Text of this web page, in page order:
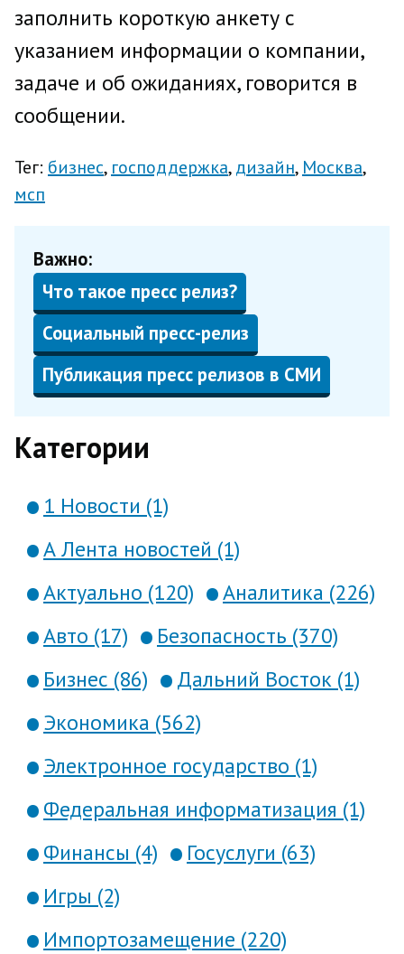
заполнить короткую анкету с
указанием информации о компании,
задаче и об ожиданиях, говорится в
сообщении.
Тег: бизнес господдержка дизайн Москва
мсп
Важно:
Что такое пресс релиз?
Социальный пресс-релиз
Публикация пресс релизов в СМИ
Категории
1 Новости (1)
А Лента новостей (1)
Актуально (120)
Аналитика (226)
Авто (17)
Безопасность (370)
Бизнес (86)
Дальний Восток (1)
Экономика (562)
Электронное государство (1)
Федеральная информатизация (1)
Финансы (4)
Госуслуги (63)
Игры (2)
Импортозамещение (220)